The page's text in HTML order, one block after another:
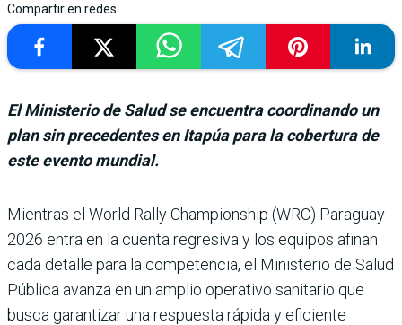
Compartir en redes
El Ministerio de Salud se encuentra coordinando un
plan sin precedentes en Itapúa para la cobertura de
este evento mundial.
Mientras el World Rally Champions­hip (WRC) Para­guay
2026 entra en la cuenta regresiva y los equipos afi­nan
cada detalle para la competencia, el Ministerio de Salud
Pública avanza en un amplio operativo sani­tario que
busca garantizar una respuesta rápida y efi­ciente